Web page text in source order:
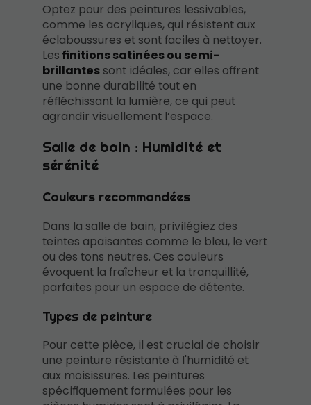
Optez pour des peintures lessivables,
comme les acryliques, qui résistent aux
éclaboussures et sont faciles à nettoyer.
Les finitions satinées ou semi-
brillantessont idéales, car elles offrent
une bonne durabilité tout en
réfléchissant la lumière, ce qui peut
agrandir visuellement l’espace.
Salle de bain : Humidité et
sérénité
Couleurs recommandées
Dans la salle de bain, privilégiez des
teintes apaisantes comme le bleu, le vert
ou des tons neutres. Ces couleurs
évoquent la fraîcheur et la tranquillité,
parfaites pour un espace de détente.
Types de peinture
Pour cette pièce, il est crucial de choisir
une peinture résistante à l'humidité et
aux moisissures. Les peintures
spécifiquement formulées pour les